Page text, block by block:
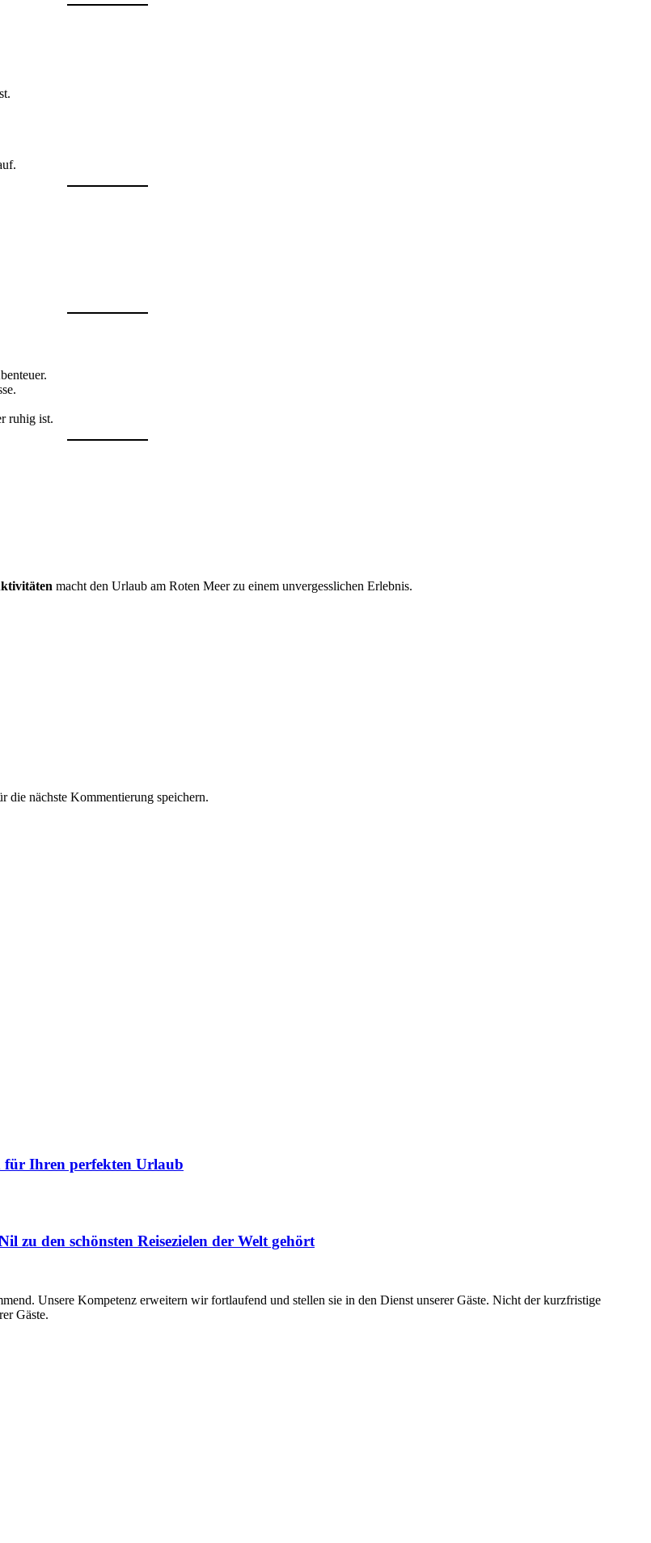
ruhig ist.
macht den Urlaub am Roten Meer zu einem unvergesslichen Erlebnis.
die nächste Kommentierung speichern.
für Ihren perfekten Urlaub
den schönsten Reisezielen der Welt gehört
Unsere Kompetenz erweitern wir fortlaufend und stellen sie in den Dienst unserer Gäste. Nicht der kurzfristige
Gäste.